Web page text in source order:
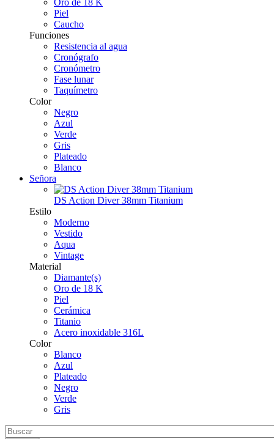
Oro de 18 K
Piel
Caucho
Funciones
Resistencia al agua
Cronógrafo
Cronómetro
Fase lunar
Taquímetro
Color
Negro
Azul
Verde
Gris
Plateado
Blanco
Señora
DS Action Diver 38mm Titanium
Estilo
Moderno
Vestido
Aqua
Vintage
Material
Diamante(s)
Oro de 18 K
Piel
Cerámica
Titanio
Acero inoxidable 316L
Color
Blanco
Azul
Plateado
Negro
Verde
Gris